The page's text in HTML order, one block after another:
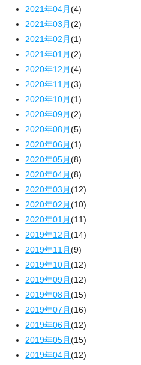
2021年04月(4)
2021年03月(2)
2021年02月(1)
2021年01月(2)
2020年12月(4)
2020年11月(3)
2020年10月(1)
2020年09月(2)
2020年08月(5)
2020年06月(1)
2020年05月(8)
2020年04月(8)
2020年03月(12)
2020年02月(10)
2020年01月(11)
2019年12月(14)
2019年11月(9)
2019年10月(12)
2019年09月(12)
2019年08月(15)
2019年07月(16)
2019年06月(12)
2019年05月(15)
2019年04月(12)